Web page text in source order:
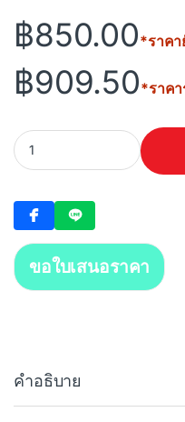
฿850.00*ราคา
฿909.50*ราค
DAHUA Smart IP Camera
ขอใบเสนอราคา
คำอธิบาย